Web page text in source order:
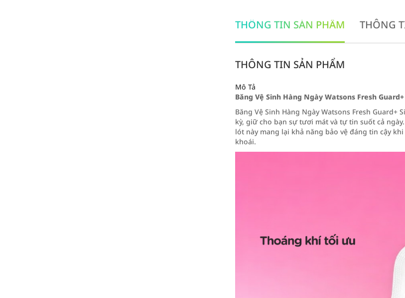
THÔNG TIN SẢN PHẨM THÔNG
THÔNG TIN SẢN PHẨM
Mô Tả
Băng Vệ Sinh Hàng Ngày Watsons Fresh
Băng Vệ Sinh Hàng Ngày Watsons Fresh
kỳ, giữ cho bạn sự tươi mát và tự tin suốt cả
lót này mang lại khả năng bảo vệ đáng tin cậy
khoái.